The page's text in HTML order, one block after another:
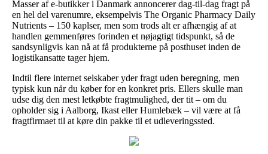
Masser af e-butikker i Danmark annoncerer dag-til-dag fragt på
en hel del varenumre, eksempelvis The Organic Pharmacy Daily
Nutrients – 150 kaplser, men som trods alt er afhængig af at
handlen gemmenføres forinden et nøjagtigt tidspunkt, så de
sandsynligvis kan nå at få produkterne på posthuset inden de
logistikansatte tager hjem.
Indtil flere internet selskaber yder fragt uden beregning, men
typisk kun når du køber for en konkret pris. Ellers skulle man
udse dig den mest letkøbte fragtmulighed, der tit – om du
opholder sig i Aalborg, Ikast eller Humlebæk – vil være at få
fragtfirmaet til at køre din pakke til et udleveringssted.